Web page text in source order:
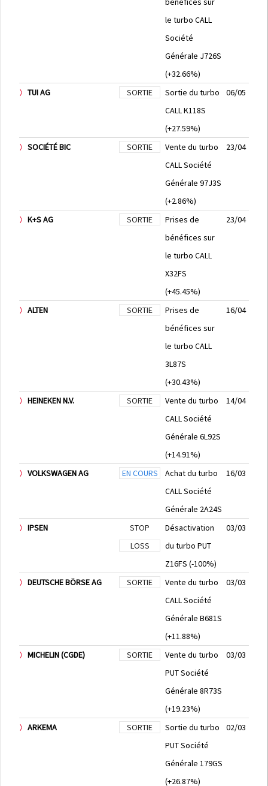
le turbo CALL
Société
Générale J726S
(+32.66%)
TUI AG
SORTIE
Sortie du turbo
CALL K118S
(+27.59%)
06/05
SOCIÉTÉ BIC SORTIE
Vente du turbo
CALL Société
Générale 97J3S
(+2.86%)
23/04
K+S AG SORTIE
Prises de
bénéfices sur
le turbo CALL
X32FS
(+45.45%)
23/04
ALTEN SORTIE
Prises de
bénéfices sur
le turbo CALL
3L87S
(+30.43%)
16/04
HEINEKEN N.V. SORTIE
Vente du turbo
CALL Société
Générale 6L92S
(+14.91%)
14/04
VOLKSWAGEN AG EN COURS
Achat du turbo
CALL Société
Générale 2A24S
16/03
IPSEN
STOP
LOSS
Désactivation
du turbo PUT
Z16FS (-100%)
03/03
DEUTSCHE BÖRSE AG SORTIE
Vente du turbo
CALL Société
Générale B681S
(+11.88%)
03/03
MICHELIN (CGDE) SORTIE
Vente du turbo
PUT Société
Générale 8R73S
(+19.23%)
03/03
ARKEMA SORTIE
Sortie du turbo
PUT Société
Générale 179GS
(+26.87%)
02/03